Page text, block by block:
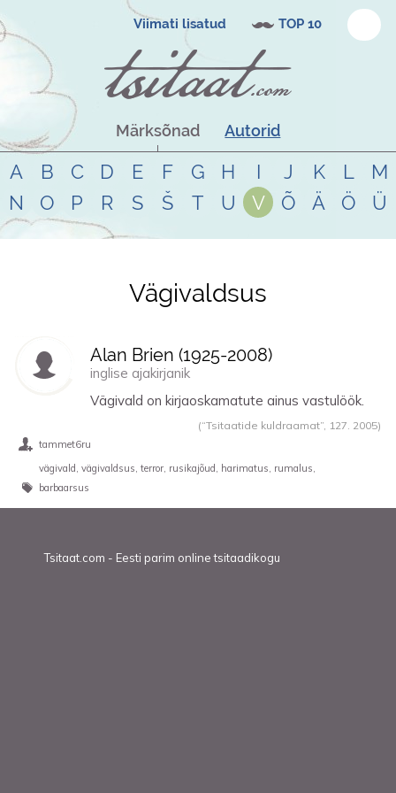
Viimati lisatud TOP 10
Märksõnad Autorid
A B C D E F G H I J K L
M
N
O P R S Š T U V Õ Ä Ö Ü
Tsitaadid teemal vägivaldsus
Vägivaldsus
Alan Brien (1925-2008)
inglise ajakirjanik
Vägivald on kirjaoskamatute ainus vastulöök.
(“Tsitaatide kuldraamat”, 127. 2005)
tammet6ru
vägivald vägivaldsus terror rusikajõud harimatus rumalus
barbaarsus
Tsitaat.com - Eesti parim online tsitaadikogu